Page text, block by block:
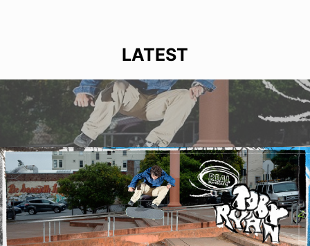
LATEST